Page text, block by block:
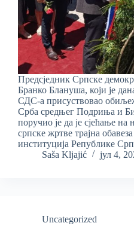
Предсједник Српске
Бранко Блануша, који је
СДС-а присуствовао
Срба средњег Подриња и
поручио је да је сјећање на
српске жртве трајна
институција Републике
Saša Kljajić
јул 4,
Uncategorized